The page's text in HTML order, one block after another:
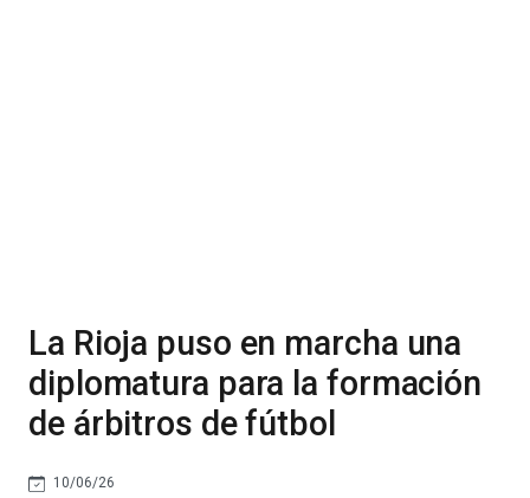
La Rioja puso en marcha una
diplomatura para la formación
de árbitros de fútbol
10/06/26